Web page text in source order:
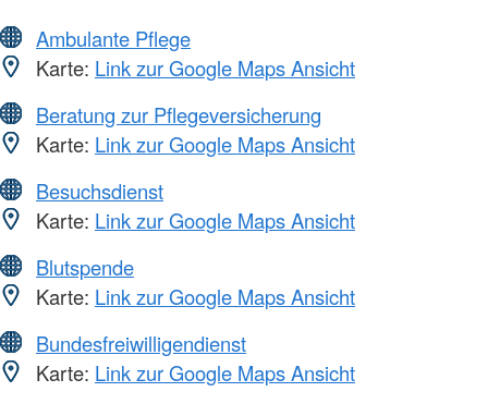
Ambulante Pflege
Karte: Link zur Google Maps Ansicht
Beratung zur Pflegeversicherung
Karte: Link zur Google Maps Ansicht
Besuchsdienst
Karte: Link zur Google Maps Ansicht
Blutspende
Karte: Link zur Google Maps Ansicht
Bundesfreiwilligendienst
Karte: Link zur Google Maps Ansicht